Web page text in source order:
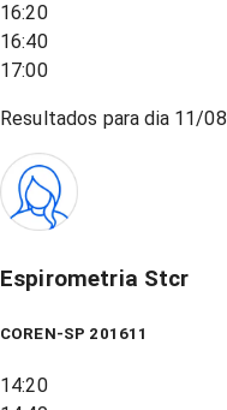
16:20
16:40
17:00
Resultados para dia 11/08
Espirometria Stcr
COREN-SP 201611
14:20